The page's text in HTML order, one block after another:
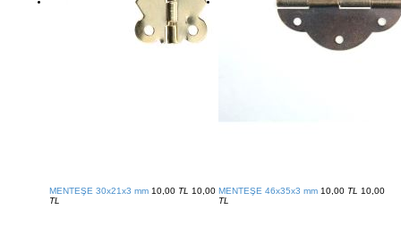
MENTEŞE 30x21x3 mm 10,00 TL
10,00
TL
MENTEŞE 46x35x3 mm 10,00 TL
10,00
TL